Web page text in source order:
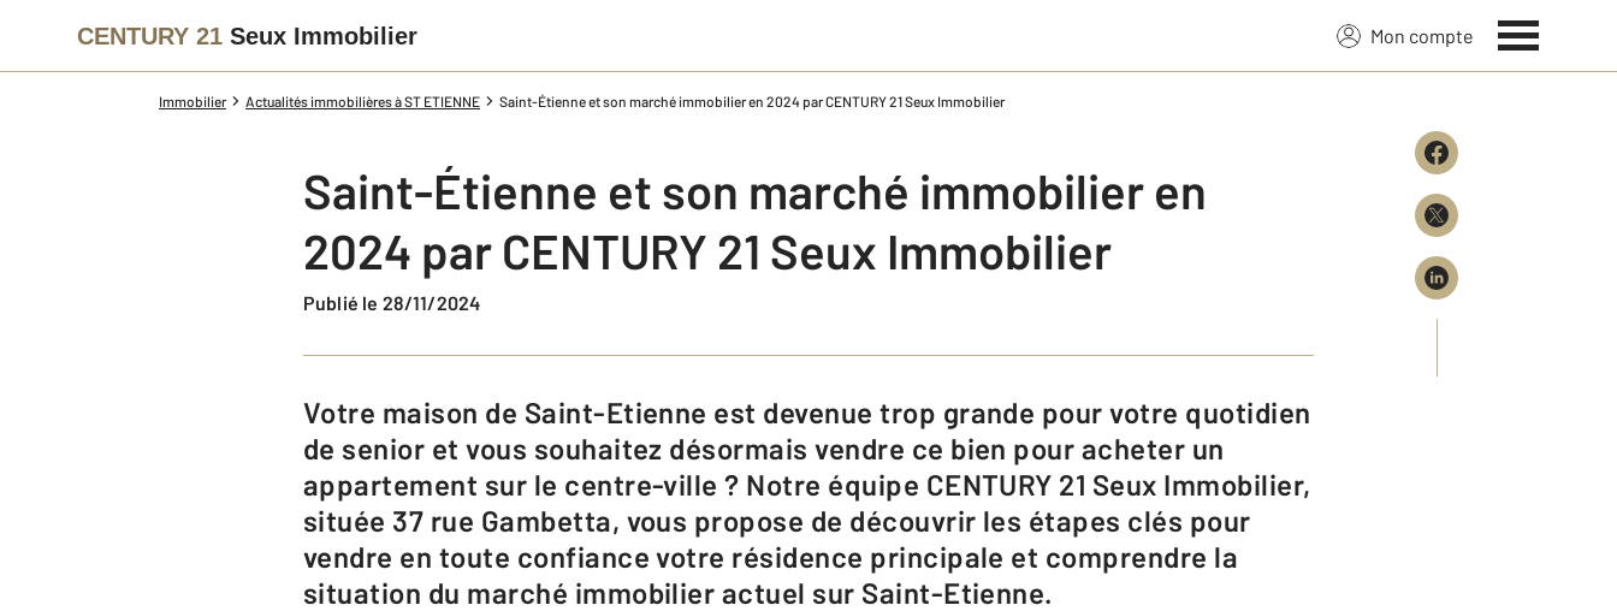
CENTURY 21 Seux Immobilier Mon compte
Immobilier Actualités immobilières à ST ETIENNE Saint-Étienne et son marché immobilier en 2024 par CENTURY 21 Seux Immobilier
Saint-Étienne et son marché immobilier en
2024 par CENTURY 21 Seux Immobilier
Publié le 28/11/2024
Votre maison de Saint-Etienne est devenue trop grande pour votre quotidien
de senior et vous souhaitez désormais vendre ce bien pour acheter un
appartement sur le centre-ville ? Notre équipe CENTURY 21 Seux Immobilier,
située 37 rue Gambetta, vous propose de découvrir les étapes clés pour
vendre en toute confiance votre résidence principale et comprendre la
situation du marché immobilier actuel sur Saint-Etienne.